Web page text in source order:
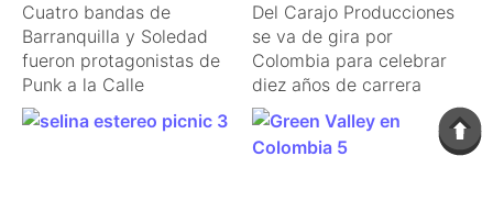
Cuatro bandas de
Barranquilla y Soledad
fueron protagonistas de
Punk a la Calle
Del Carajo Producciones
se va de gira por
Colombia para celebrar
diez años de carrera